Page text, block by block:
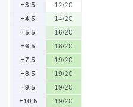
+3.5
12/20
+4.5
14/20
+5.5
16/20
+6.5
18/20
+7.5
19/20
+8.5
19/20
+9.5
19/20
+10.5
19/20